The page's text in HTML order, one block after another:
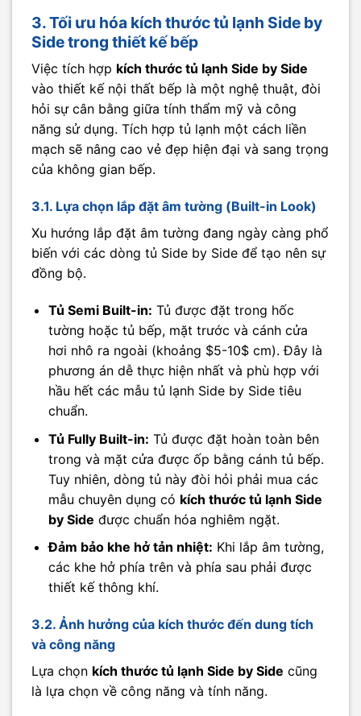
3. Tối ưu hóa kích thước tủ lạnh Side by
Side trong thiết kế bếp
Việc tích hợp kích thước tủ lạnh Side by Side
vào thiết kế nội thất bếp là một nghệ thuật, đòi
hỏi sự cân bằng giữa tính thẩm mỹ và công
năng sử dụng. Tích hợp tủ lạnh một cách liền
mạch sẽ nâng cao vẻ đẹp hiện đại và sang trọng
của không gian bếp.
3.1. Lựa chọn lắp đặt âm tường (Built-in Look)
Xu hướng lắp đặt âm tường đang ngày càng phổ
biến với các dòng tủ Side by Side để tạo nên sự
đồng bộ.
Tủ Semi Built-in: Tủ được đặt trong hốc
tường hoặc tủ bếp, mặt trước và cánh cửa
hơi nhô ra ngoài (khoảng $5-10$ cm). Đây là
phương án dễ thực hiện nhất và phù hợp với
hầu hết các mẫu tủ lạnh Side by Side tiêu
chuẩn.
Tủ Fully Built-in: Tủ được đặt hoàn toàn bên
trong và mặt cửa được ốp bằng cánh tủ bếp.
Tuy nhiên, dòng tủ này đòi hỏi phải mua các
mẫu chuyên dụng có kích thước tủ lạnh Side
by Side được chuẩn hóa nghiêm ngặt.
Đảm bảo khe hở tản nhiệt: Khi lắp âm tường,
các khe hở phía trên và phía sau phải được
thiết kế thông khí.
3.2. Ảnh hưởng của kích thước đến dung tích
và công năng
Lựa chọn kích thước tủ lạnh Side by Side cũng
là lựa chọn về công năng và tính năng.